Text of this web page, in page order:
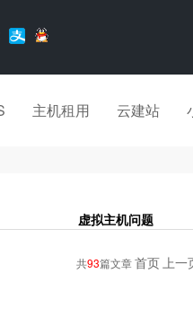
主机租用 云建站
虚拟主机问题
共93篇文章首页上一